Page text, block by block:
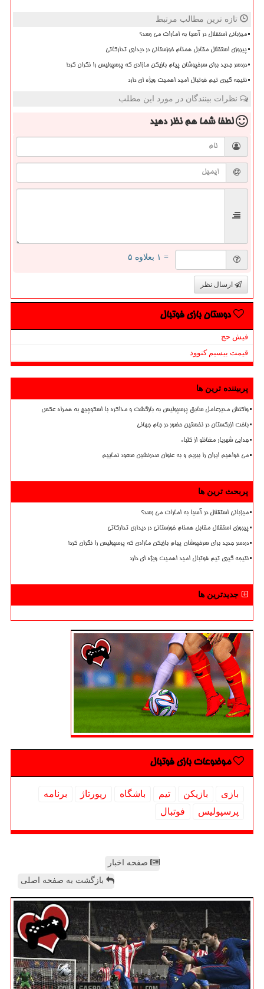
تازه ترین مطالب مرتبط
میزبانی استقلال در آسیا به امارات می رسد؟
پیروزی استقلال مقابل همنام خوزستانی در دیداری تدارکاتی
دردسر جدید برای سرخپوشان پیام بازیکن مازادی که پرسپولیس را نگران کرد!
نتیجه گیری تیم فوتبال امید اهمیت ویژه ای دارد
نظرات بینندگان در مورد این مطلب
لطفا شما همنظر دهید
= ۱ بعلاوه ۵
ارسال نظر
دوستان بازی فوتبال
فیش حج
قیمت بیسیم کنوود
پربیننده ترین ها
واکنش مدیرعامل سابق پرسپولیس به بازگشت و مذاکره با اسکوچیچ به همراه عکس
باخت ازبکستان در نخستین حضور در جام جهانی
جدایی شهریار مغانلو از کلباء
می خواهیم ایران را ببریم و به عنوان صدرنشین صعود نماییم
پربحث ترین ها
میزبانی استقلال در آسیا به امارات می رسد؟
پیروزی استقلال مقابل همنام خوزستانی در دیداری تدارکاتی
دردسر جدید برای سرخپوشان پیام بازیکن مازادی که پرسپولیس را نگران کرد!
نتیجه گیری تیم فوتبال امید اهمیت ویژه ای دارد
جدیدترین ها
موضوعات بازی فوتبال
بازی بازیكن تیم باشگاه رپورتاژ
برنامه
پرسپولیس
فوتبال
صفحه اخبار
بازگشت به صفحه اصلی